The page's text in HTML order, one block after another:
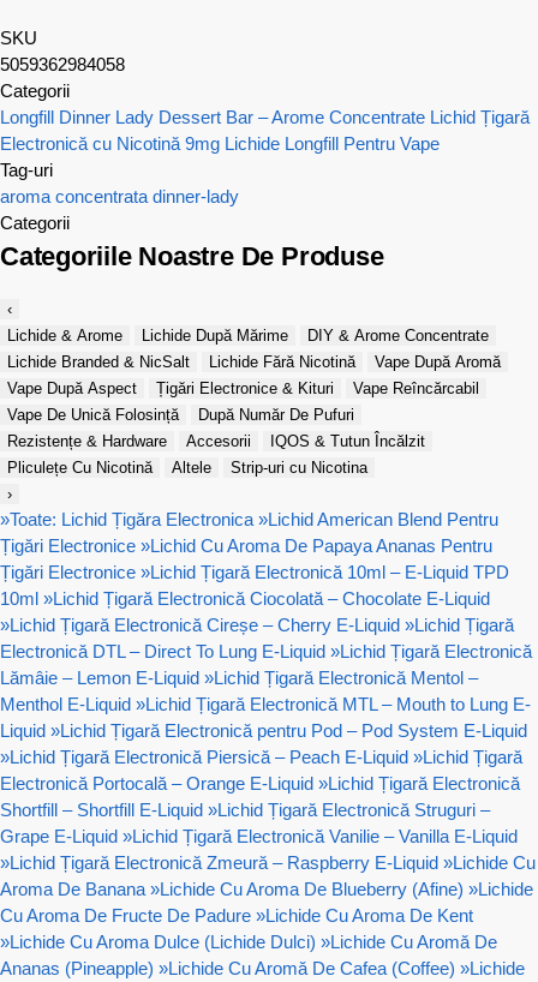
SKU
5059362984058
Categorii
Longfill Dinner Lady Dessert Bar – Arome Concentrate Lichid Țigară
Electronică cu Nicotină 9mg Lichide Longfill Pentru Vape
Tag-uri
aroma concentrata dinner-lady
Categorii
Categoriile Noastre De Produse
‹
Lichide & Arome
Lichide După Mărime
DIY & Arome Concentrate
Lichide Branded & NicSalt
Lichide Fără Nicotină
Vape După Aromă
Vape După Aspect
Țigări Electronice & Kituri
Vape Reîncărcabil
Vape De Unică Folosință
După Număr De Pufuri
Rezistențe & Hardware
Accesorii
IQOS & Tutun Încălzit
Pliculețe Cu Nicotină
Altele
Strip-uri cu Nicotina
›
»Toate: Lichid Țigăra Electronica »Lichid American Blend Pentru
Țigări Electronice »Lichid Cu Aroma De Papaya Ananas Pentru
Țigări Electronice »Lichid Țigară Electronică 10ml – E-Liquid TPD
10ml »Lichid Țigară Electronică Ciocolată – Chocolate E-Liquid
»Lichid Țigară Electronică Cireșe – Cherry E-Liquid »Lichid Țigară
Electronică DTL – Direct To Lung E-Liquid »Lichid Țigară Electronică
Lămâie – Lemon E-Liquid »Lichid Țigară Electronică Mentol –
Menthol E-Liquid »Lichid Țigară Electronică MTL – Mouth to Lung E-
Liquid »Lichid Țigară Electronică pentru Pod – Pod System E-Liquid
»Lichid Țigară Electronică Piersică – Peach E-Liquid »Lichid Țigară
Electronică Portocală – Orange E-Liquid »Lichid Țigară Electronică
Shortfill – Shortfill E-Liquid »Lichid Țigară Electronică Struguri –
Grape E-Liquid »Lichid Țigară Electronică Vanilie – Vanilla E-Liquid
»Lichid Țigară Electronică Zmeură – Raspberry E-Liquid »Lichide Cu
Aroma De Banana »Lichide Cu Aroma De Blueberry (Afine) »Lichide
Cu Aroma De Fructe De Padure »Lichide Cu Aroma De Kent
»Lichide Cu Aroma Dulce (Lichide Dulci) »Lichide Cu Aromă De
Ananas (Pineapple) »Lichide Cu Aromă De Cafea (Coffee) »Lichide